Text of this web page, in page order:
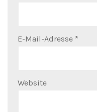
E-Mail-Adresse *
Website